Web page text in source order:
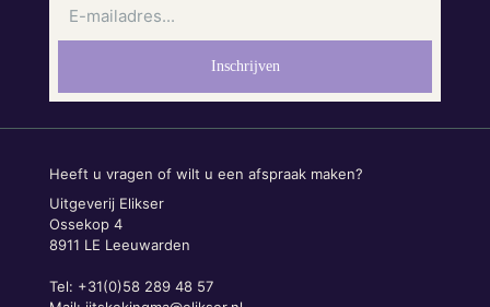
Heeft u vragen of wilt u een afspraak maken?
Uitgeverij Elikser
Ossekop 4
8911 LE Leeuwarden
Tel: +31(0)58 289 48 57